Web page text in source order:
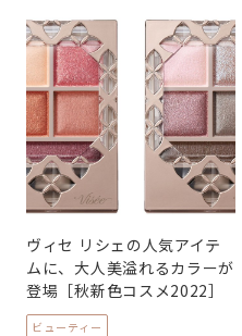
ヴィセ リシェの人気アイテ
ムに、大人美溢れるカラーが
登場［秋新色コスメ2022］
ビューティー